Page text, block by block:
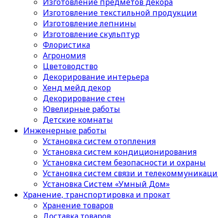
Изготовление текстильной продукции
Изготовление лепнины
Изготовление скульптур
Флористика
Агрономия
Цветоводство
Декорирование интерьера
Хенд мейд декор
Декорирование стен
Ювелирные работы
Детские комнаты
Инженерные работы
Установка систем отопления
Установка систем кондиционирования
Установка систем безопасности и охраны
Установка систем связи и
Установка Систем «Умный Дом»
Хранение, транспортировка и прокат
Хранение товаров